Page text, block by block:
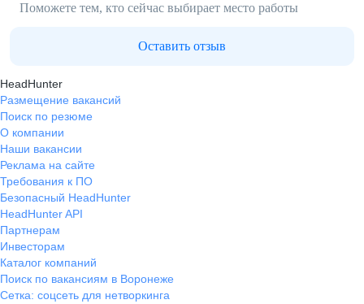
Поможете тем, кто сейчас выбирает место работы
Оставить отзыв
HeadHunter
Размещение вакансий
Поиск по резюме
О компании
Наши вакансии
Реклама на сайте
Требования к ПО
Безопасный HeadHunter
HeadHunter API
Партнерам
Инвесторам
Каталог компаний
Поиск по вакансиям в Воронеже
Сетка: соцсеть для нетворкинга